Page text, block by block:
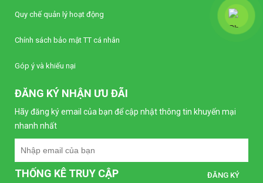
Quy chế quản lý hoạt động
Chính sách bảo mật TT cá nhân
Góp ý và khiếu nại
ĐĂNG KÝ NHẬN ƯU ĐÃI
Hãy đăng ký email của bạn để cập nhật thông tin khuyến mại
nhanh nhất
THỐNG KÊ TRUY CẬP